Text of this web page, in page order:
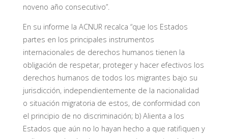
noveno año consecutivo”.
En su informe la ACNUR recalca “que los Estados
partes en los principales instrumentos
internacionales de derechos humanos tienen la
obligación de respetar, proteger y hacer efectivos los
derechos humanos de todos los migrantes bajo su
jurisdicción, independientemente de la nacionalidad
o situación migratoria de estos, de conformidad con
el principio de no discriminación; b) Alienta a los
Estados que aún no lo hayan hecho a que ratifiquen y